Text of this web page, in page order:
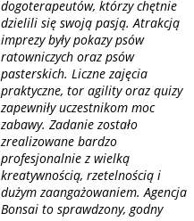
dogoterapeutów, którzy chętnie
dzielili się swoją pasją. Atrakcją
imprezy były pokazy psów
ratowniczych oraz psów
pasterskich. Liczne zajęcia
praktyczne, tor agility oraz quizy
zapewniły uczestnikom moc
zabawy. Zadanie zostało
zrealizowane bardzo
profesjonalnie z wielką
kreatywnością, rzetelnością i
dużym zaangażowaniem. Agencja
Bonsai to sprawdzony, godny